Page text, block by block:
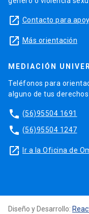
launch Contacto para
launch Más orientación
MEDIACIÓN
Teléfonos para
alguno de tus
phone (56)95504 1691
phone (56)95504 1247
launch Ir a la Oficina de
Diseño y Desarrollo: